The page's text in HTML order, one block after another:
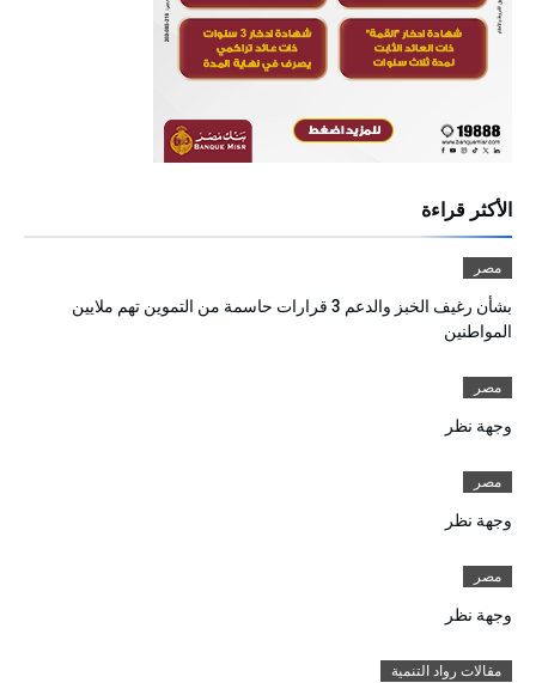
الأكثر قراءة
مصر
بشأن رغيف الخبز والدعم 3 قرارات حاسمة من التموين تهم ملايين
المواطنين
مصر
وجهة نظر
مصر
وجهة نظر
مصر
وجهة نظر
مقالات رواد التنمية